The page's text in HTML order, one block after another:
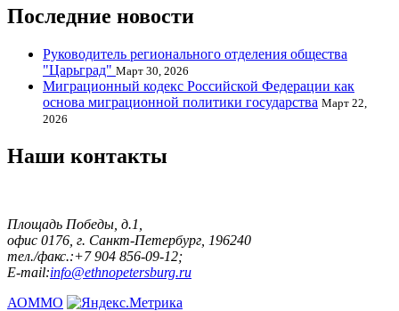
Последние новости
Руководитель регионального отделения общества
"Царьград" Март 30, 2026
Миграционный кодекс Российской Федерации как
основа миграционной политики государства Март 22,
2026
Наши контакты
Площадь Победы, д.1,
офис 0176, г. Санкт-Петербург, 196240
тел./факс.:+7 904 856-09-12;
E-mail:info@ethnopetersburg.ru
АОММО